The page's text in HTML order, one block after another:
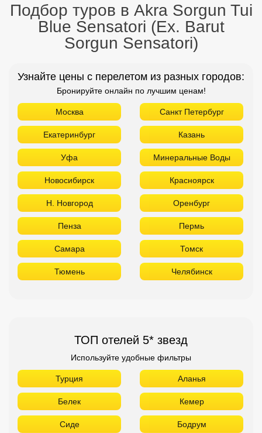
Подбор туров в Akra Sorgun Tui
Blue Sensatori (Ex. Barut
Sorgun Sensatori)
Узнайте цены с перелетом из разных городов:
Бронируйте онлайн по лучшим ценам!
Москва Санкт Петербург
Екатеринбург Казань
Уфа Минеральные Воды
Новосибирск Красноярск
Н. Новгород Оренбург
Пенза Пермь
Самара Томск
Тюмень Челябинск
ТОП отелей 5* звезд
Используйте удобные фильтры
Турция Аланья
Белек Кемер
Сиде Бодрум